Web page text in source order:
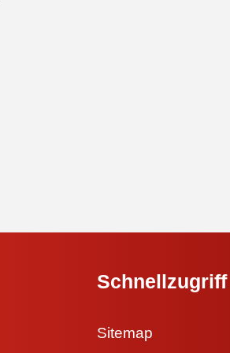
Schnellzugriff
Sitemap